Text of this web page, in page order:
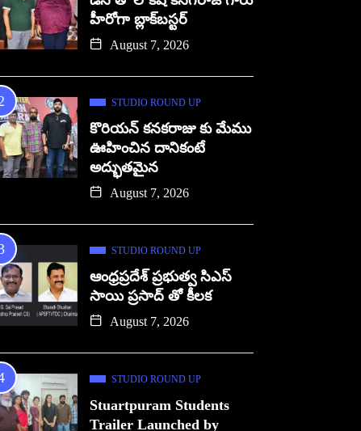
హీరోగా బ్లాక్‌బస్టర్
August 7, 2026
STUDIO ROUND UP
కొరియన్ కనకరాజు కు మేము
ఊహించిన దానికంటే
అద్భుతమైన
August 7, 2026
STUDIO ROUND UP
ఆంధ్రప్రదేశ్ ప్రభుత్వ సిఎస్
సాయి ప్రసాద్ తో కీలక
August 7, 2026
STUDIO ROUND UP
Stuartpuram Students
Trailer Launched by